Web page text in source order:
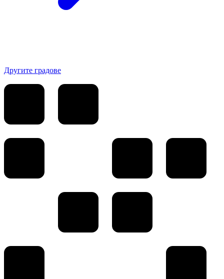
Другите градове